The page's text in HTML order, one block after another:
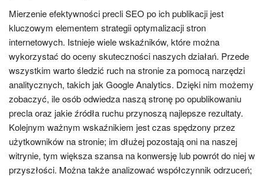
Mierzenie efektywności precli SEO po ich publikacji jest
kluczowym elementem strategii optymalizacji stron
internetowych. Istnieje wiele wskaźników, które można
wykorzystać do oceny skuteczności naszych działań. Przede
wszystkim warto śledzić ruch na stronie za pomocą narzędzi
analitycznych, takich jak Google Analytics. Dzięki nim możemy
zobaczyć, ile osób odwiedza naszą stronę po opublikowaniu
precla oraz jakie źródła ruchu przynoszą najlepsze rezultaty.
Kolejnym ważnym wskaźnikiem jest czas spędzony przez
użytkowników na stronie; im dłużej pozostają oni na naszej
witrynie, tym większa szansa na konwersję lub powrót do niej w
przyszłości. Można także analizować współczynnik odrzuceń;